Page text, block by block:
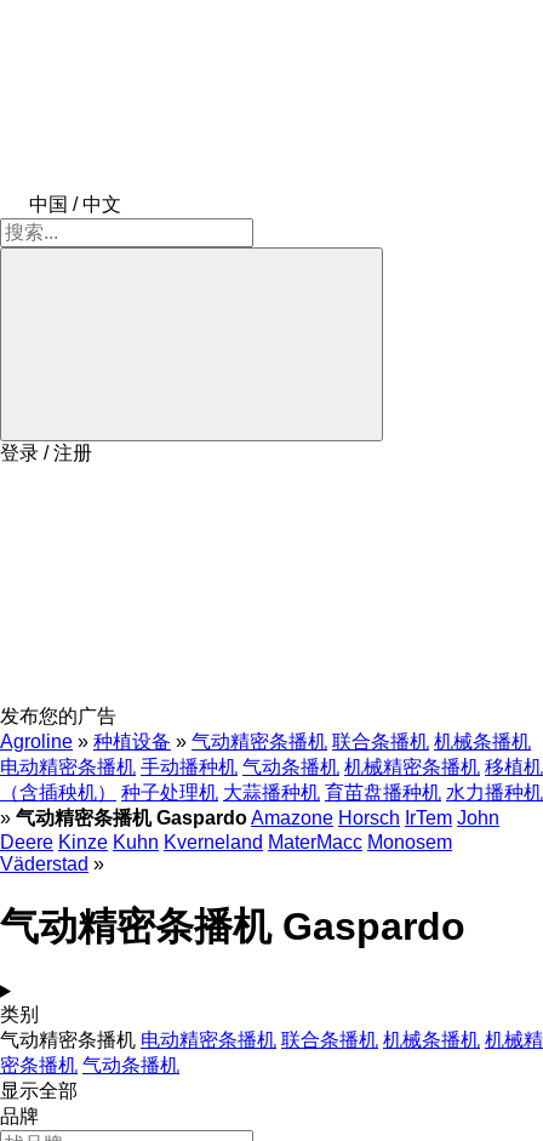
中国 / 中文
登录 / 注册
发布您的广告
Agroline » 种植设备 » 气动精密条播机 联合条播机 机械条播机
电动精密条播机 手动播种机 气动条播机 机械精密条播机 移植机
（含插秧机）
种子处理机 大蒜播种机 育苗盘播种机 水力播种机
» 气动精密条播机 GaspardoAmazone Horsch IrTem John
Deere Kinze Kuhn Kverneland MaterMacc Monosem
Väderstad »
气动精密条播机 Gaspardo
类别
气动精密条播机 电动精密条播机 联合条播机 机械条播机 机械精
密条播机 气动条播机
显示全部
品牌